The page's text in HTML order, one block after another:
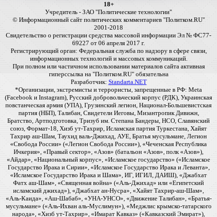
18+
Учредитель - ЗАО "Политические технологии"
© Информационный сайт политических комментариев "Политком.RU"
2001-2018
Свидетельство о регистрации средства массовой информации Эл № ФС77-
69227 от 06 апреля 2017 г.
Регистрирующий орган: Федеральная служба по надзору в сфере связи,
информационных технологий и массовых коммуникаций.
При полном или частичном использовании материалов сайта активная
гиперссылка на "Политком.RU" обязательна
Разработчик: Standarta.NET
*Организации, экстремисты и террористы, запрещенные в РФ: Meta
(Facebook и Instagram), Русский добровольческий корпус (РДК), Украинская
повстанческая армия (УПА), Грузинский легион, Национал-Большевистская
партия (НБП), Талибан, Свидетели Иеговы, Мизантропик Дивижн,
Братство, Артподготовка, Тризуб им. Степана Бандеры, НСО, Славянский
союз, Формат-18, Хизб ут-Тахрир, Исламская партия Туркестана, Хайят
Тахрир аш-Шам, Таухид валь-Джихад, АУЕ, Братья мусульмане, Легион
«Свобода России» («Легион Свобода России»), «Чеченская Республика
Ичкерия», «Правый сектор», «Азов» (батальон «Азов», полк «Азов»),
«Айдар», «Национальный корпус», «Исламское государство» («Исламское
Государство Ирака и Сирии», «Исламское Государство Ирака и Леванта»,
«Исламское Государство Ирака и Шама», ИГ, ИГИЛ, ДАИШ), «Джабхат
Фатх аш-Шам», «Священная война» («Аль-Джихад» или «Египетский
исламский джихад»), «Джабхат ан-Нусра», «Хайят Тахрир-аш-Шам»,
«Аль-Каида», «Аш-Шабаб», «УНА-УНСО», «Движение Талибан», «Братья-
мусульмане» («Аль-Ихван аль-Муслимун»), «Меджлис крымско-татарского
народа», «Хизб ут-Тахрир», «Имарат Кавказ» («Кавказский Эмират»),